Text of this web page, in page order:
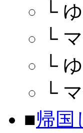
└
└
└
└
■帰国